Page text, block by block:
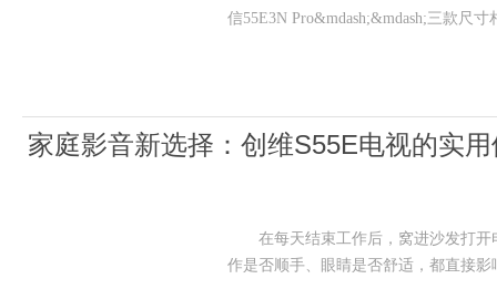
信55E3N Pro&mdash;&mdash;三款尺
家庭影音新选择：创维S55E电视的实
在每天结束工作后，窝进沙发打开
作是否顺手、眼睛是否舒适，都直接